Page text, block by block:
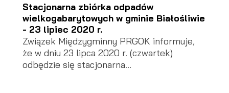
Stacjonarna zbiórka odpadów
wielkogabarytowych w gminie Białośliwie
- 23 lipiec 2020 r.
Związek Międzygminny PRGOK informuje,
że w dniu 23 lipca 2020 r. (czwartek)
odbędzie się stacjonarna...